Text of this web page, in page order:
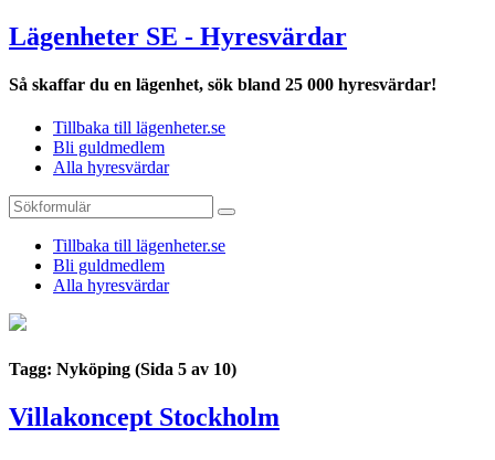
Lägenheter SE - Hyresvärdar
Så skaffar du en lägenhet, sök bland 25 000 hyresvärdar!
Tillbaka till lägenheter.se
Bli guldmedlem
Alla hyresvärdar
Tillbaka till lägenheter.se
Bli guldmedlem
Alla hyresvärdar
Tagg: Nyköping (Sida 5 av 10)
Villakoncept Stockholm